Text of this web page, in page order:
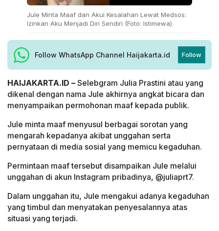
Jule Minta Maaf dan Akui Kesalahan Lewat Medsos:
Izinkan Aku Menjadi Diri Sendiri (Foto: Istimewa)
Follow WhatsApp Channel Haijakarta.id Follow
HAIJAKARTA.ID – Selebgram Julia Prastini atau yang
dikenal dengan nama Jule akhirnya angkat bicara dan
menyampaikan permohonan maaf kepada publik.
Jule minta maaf menyusul berbagai sorotan yang
mengarah kepadanya akibat unggahan serta
pernyataan di media sosial yang memicu kegaduhan.
Permintaan maaf tersebut disampaikan Jule melalui
unggahan di akun Instagram pribadinya, @juliaprt7.
Dalam unggahan itu, Jule mengakui adanya kegaduhan
yang timbul dan menyatakan penyesalannya atas
situasi yang terjadi.